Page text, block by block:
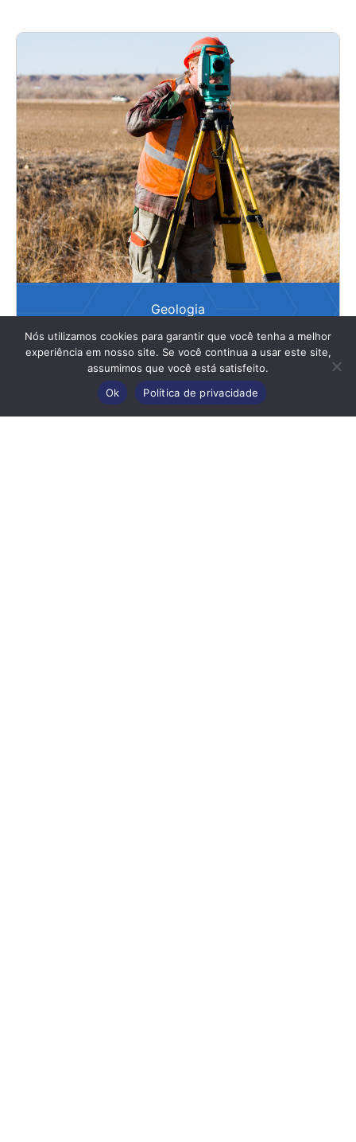
Geologia
Nós utilizamos cookies para garantir que você tenha a melhor
experiência em nosso site. Se você continua a usar este site,
assumimos que você está satisfeito.
Ok
Política de privacidade